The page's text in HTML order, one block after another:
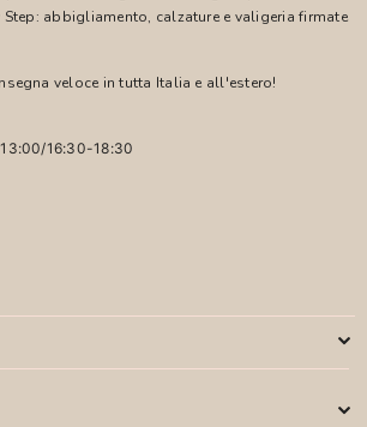
Step: abbigliamento, calzature e valigeria firmate
veloce in tutta Italia e all'estero!
16:30-18:30